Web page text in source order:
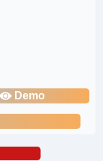
Demo